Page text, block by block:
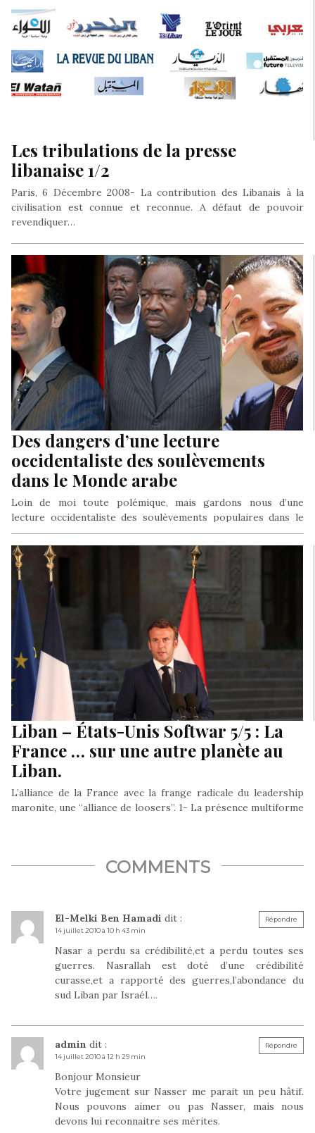
Les tribulations de la presse
libanaise 1/2
Paris, 6 Décembre 2008- La contribution des Libanais à la
civilisation est connue et reconnue. A défaut de pouvoir
revendiquer…
Des dangers d’une lecture
occidentaliste des soulèvements
dans le Monde arabe
Loin de moi toute polémique, mais gardons nous d’une
lecture occidentaliste des soulèvements populaires dans le
Monde arabe. Si la…
Liban – États-Unis Softwar 5/5 : La
France … sur une autre planète au
Liban.
L’alliance de la France avec la frange radicale du leadership
maronite, une “alliance de loosers”. 1- La présence multiforme
COMMENTS
El-Melki Ben Hamadi dit :
14 juillet 2010 à 10 h 43 min
Nasar a perdu sa crédibilité,et a perdu toutes ses
guerres. Nasrallah est doté d’une crédibilité
curasse,et a rapporté des guerres,l’abondance du
sud Liban par Israél….
Répondre
admin dit :
14 juillet 2010 à 12 h 29 min
Bonjour Monsieur
Votre jugement sur Nasser me parait un peu hâtif.
Nous pouvons aimer ou pas Nasser, mais nous
devons lui reconnaitre ses mérites.
Répondre